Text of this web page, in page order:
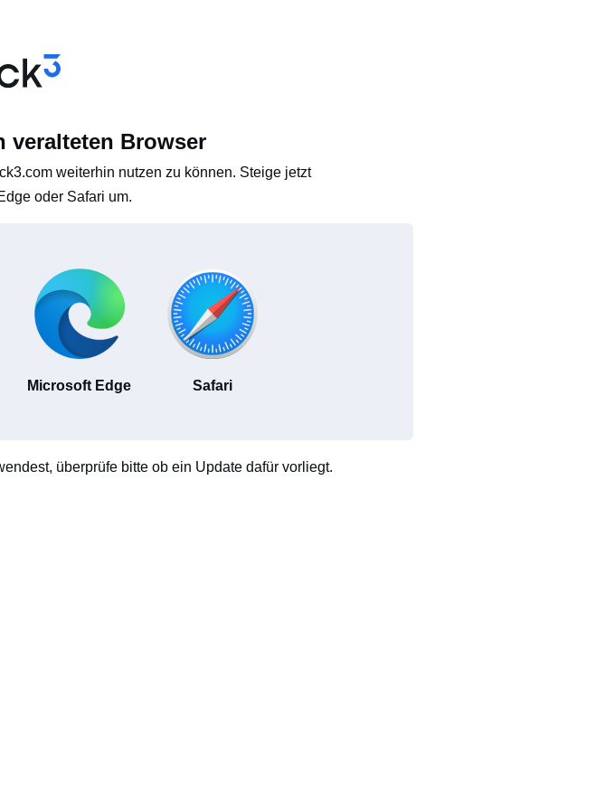
veralteten Browser
weiterhin nutzen zu können. Steige jetzt
oder Safari um.
Microsoft Edge Safari
überprüfe bitte ob ein Update dafür vorliegt.